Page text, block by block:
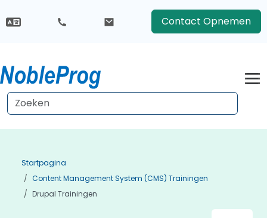
Contact Opnemen
Startpagina
Content Management System (CMS) Trainingen
Drupal Trainingen